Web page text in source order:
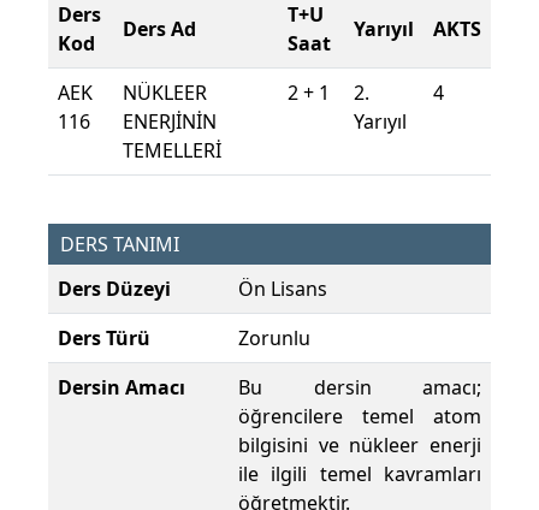
Ders
Kod
Ders Ad
T+U
Saat
Yarıyıl AKTS
AEK
116
NÜKLEER
ENERJİNİN
TEMELLERİ
2 + 1
2.
Yarıyıl
4
DERS TANIMI
Ders Düzeyi
Ön Lisans
Ders Türü
Zorunlu
Dersin Amacı
Bu dersin amacı;
öğrencilere temel atom
bilgisini ve nükleer enerji
ile ilgili temel kavramları
öğretmektir.